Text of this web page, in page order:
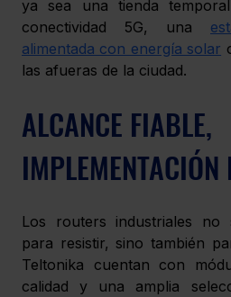
ya sea una tienda
conectividad 5G, una
alimentada con energía solar
las afueras de la ciudad.
ALCANCE FIABLE,
IMPLEMENTACIÓN
Los routers industriales no
para resistir, sino también
Teltonika cuentan con
calidad y una amplia